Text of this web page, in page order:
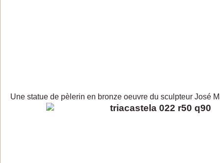
Une statue de pèlerin en bronze oeuvre du sculpteur José